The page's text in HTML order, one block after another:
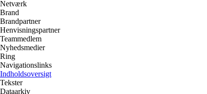
Netværk
Brand
Brandpartner
Henvisningspartner
Teammedlem
Nyhedsmedier
Ring
Navigationslinks
Indholdsoversigt
Tekster
Dataarkiv